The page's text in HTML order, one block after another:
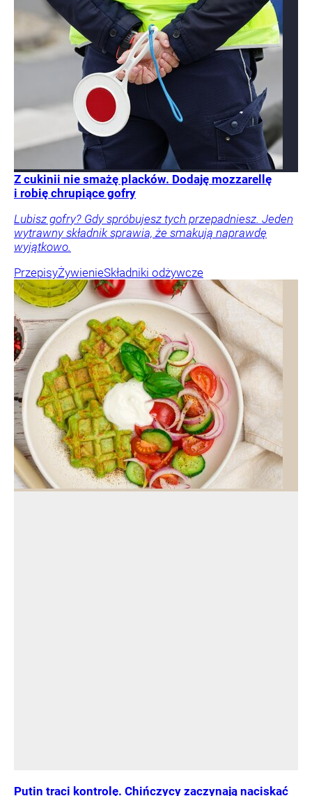
Z cukinii nie smażę placków. Dodaję mozzarellę
i robię chrupiące gofry
Lubisz gofry? Gdy spróbujesz tych przepadniesz. Jeden
wytrawny składnik sprawia, że smakują naprawdę
wyjątkowo.
PrzepisyŻywienieSkładniki odżywcze
Putin traci kontrolę. Chińczycy zaczynają naciskać